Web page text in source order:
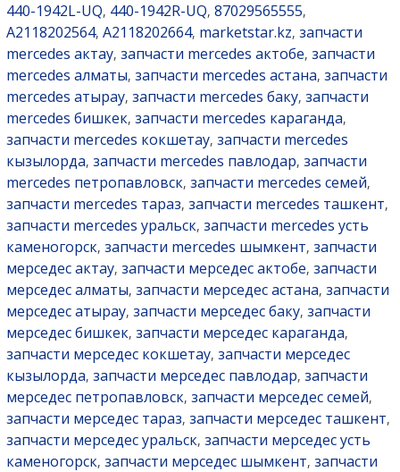
440-1942L-UQ, 440-1942R-UQ, 87029565555,
A2118202564, A2118202664, marketstar.kz, запчасти
mercedes актау, запчасти mercedes актобе, запчасти
mercedes алматы, запчасти mercedes астана, запчасти
mercedes атырау, запчасти mercedes баку, запчасти
mercedes бишкек, запчасти mercedes караганда,
запчасти mercedes кокшетау, запчасти mercedes
кызылорда, запчасти mercedes павлодар, запчасти
mercedes петропавловск, запчасти mercedes семей,
запчасти mercedes тараз, запчасти mercedes ташкент,
запчасти mercedes уральск, запчасти mercedes усть
каменогорск, запчасти mercedes шымкент, запчасти
мерседес актау, запчасти мерседес актобе, запчасти
мерседес алматы, запчасти мерседес астана, запчасти
мерседес атырау, запчасти мерседес баку, запчасти
мерседес бишкек, запчасти мерседес караганда,
запчасти мерседес кокшетау, запчасти мерседес
кызылорда, запчасти мерседес павлодар, запчасти
мерседес петропавловск, запчасти мерседес семей,
запчасти мерседес тараз, запчасти мерседес ташкент,
запчасти мерседес уральск, запчасти мерседес усть
каменогорск, запчасти мерседес шымкент, запчасти